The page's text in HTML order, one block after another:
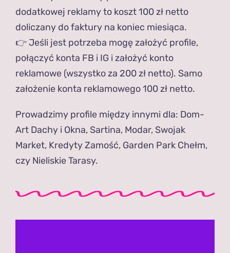
dodatkowej reklamy to koszt 100 zł netto
doliczany do faktury na koniec miesiąca.
👉 Jeśli jest potrzeba mogę założyć profile,
połączyć konta FB i IG i założyć konto
reklamowe (wszystko za 200 zł netto). Samo
założenie konta reklamowego 100 zł netto.
Prowadzimy profile między innymi dla: Dom-
Art Dachy i Okna, Sartina, Modar, Swojak
Market, Kredyty Zamość, Garden Park Chełm,
czy Nieliskie Tarasy.